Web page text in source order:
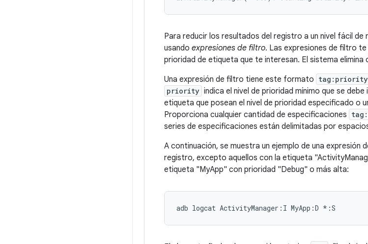
Para reducir los resultados del registro a un nivel fácil
usando expresiones de filtro. Las expresiones de filtro
prioridad de etiqueta que te interesan. El sistema
Una expresión de filtro tiene este formato
priority indica el nivel de prioridad mínimo que se
etiqueta que posean el nivel de prioridad especificado o
Proporciona cualquier cantidad de especificaciones
series de especificaciones están delimitadas por
A continuación, se muestra un ejemplo de una expresión
registro, excepto aquellos con la etiqueta
etiqueta "MyApp" con prioridad "Debug" o más alta: